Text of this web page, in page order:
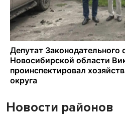
Новости районов